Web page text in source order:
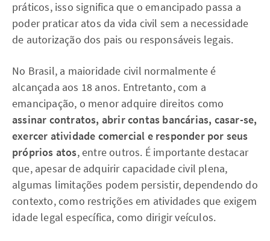
práticos, isso significa que o emancipado passa a
poder praticar atos da vida civil sem a necessidade
de autorização dos pais ou responsáveis legais.
No Brasil, a maioridade civil normalmente é
alcançada aos 18 anos. Entretanto, com a
emancipação, o menor adquire direitos como
assinar contratos, abrir contas bancárias, casar-se,
exercer atividade comercial e responder por seus
próprios atos, entre outros. É importante destacar
que, apesar de adquirir capacidade civil plena,
algumas limitações podem persistir, dependendo do
contexto, como restrições em atividades que exigem
idade legal específica, como dirigir veículos.